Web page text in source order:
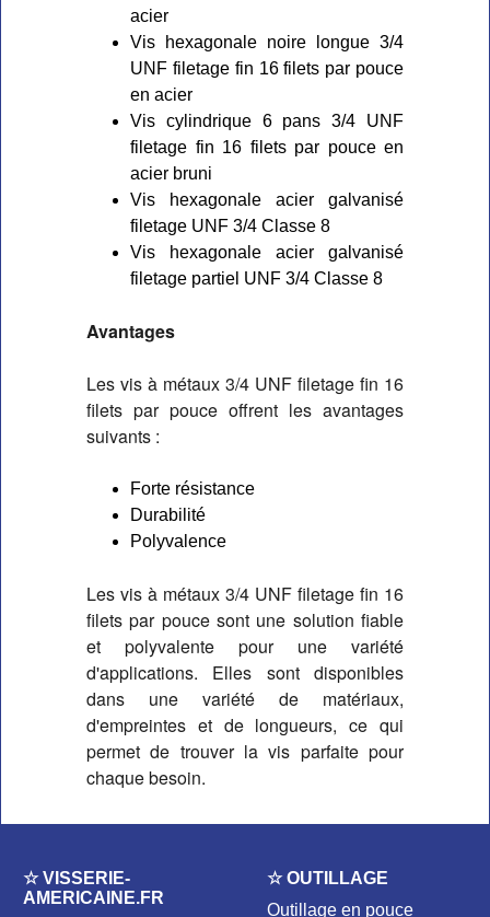
acier
Vis hexagonale noire longue 3/4
UNF filetage fin 16 filets par pouce
en acier
Vis cylindrique 6 pans 3/4 UNF
filetage fin 16 filets par pouce en
acier bruni
Vis hexagonale acier galvanisé
filetage UNF 3/4 Classe 8
Vis hexagonale acier galvanisé
filetage partiel UNF 3/4 Classe 8
Avantages
Les vis à métaux 3/4 UNF filetage fin 16
filets par pouce offrent les avantages
suivants :
Forte résistance
Durabilité
Polyvalence
Les vis à métaux 3/4 UNF filetage fin 16
filets par pouce sont une solution fiable
et polyvalente pour une variété
d'applications. Elles sont disponibles
dans une variété de matériaux,
d'empreintes et de longueurs, ce qui
permet de trouver la vis parfaite pour
chaque besoin.
☆ VISSERIE-
AMERICAINE.FR
☆ OUTILLAGE
Outillage en pouce